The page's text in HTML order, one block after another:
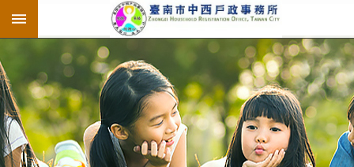
跳到主要內容區塊